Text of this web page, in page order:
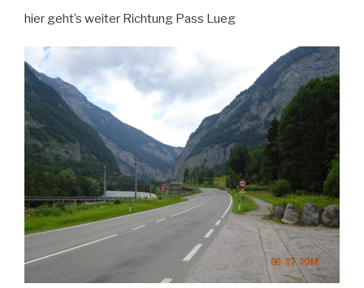
hier geht’s weiter Richtung Pass Lueg